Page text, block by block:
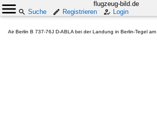
flugzeug-bild.de
Suche
Registrieren Login
Air Berlin B 737-76J D-ABLA bei der Landung in Berlin-Tegel